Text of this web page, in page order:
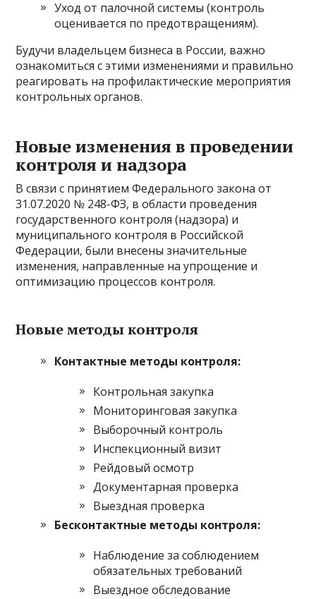
Уход от палочной системы (контроль
оценивается по предотвращениям).
Будучи владельцем бизнеса в России, важно
ознакомиться с этими изменениями и правильно
реагировать на профилактические мероприятия
контрольных органов.
Новые изменения в проведении
контроля и надзора
В связи с принятием Федерального закона от
31.07.2020 № 248-ФЗ, в области проведения
государственного контроля (надзора) и
муниципального контроля в Российской
Федерации, были внесены значительные
изменения, направленные на упрощение и
оптимизацию процессов контроля.
Новые методы контроля
Контактные методы контроля:
Контрольная закупка
Мониторинговая закупка
Выборочный контроль
Инспекционный визит
Рейдовый осмотр
Документарная проверка
Выездная проверка
Бесконтактные методы контроля:
Наблюдение за соблюдением
обязательных требований
Выездное обследование